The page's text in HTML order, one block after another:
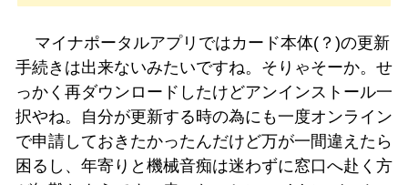
マイナポータルアプリではカード本体(？)の更新
手続きは出来ないみたいですね。そりゃそーか。せ
っかく再ダウンロードしたけどアンインストール一
択やね。自分が更新する時の為にも一度オンライン
で申請しておきたかったんだけど万が一間違えたら
困るし、年寄りと機械音痴は迷わずに窓口へ赴く方